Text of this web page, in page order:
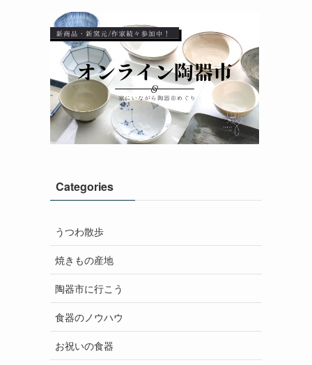
Categories
うつわ散歩
焼きもの産地
陶器市に行こう
食器のノウハウ
お祝いの食器